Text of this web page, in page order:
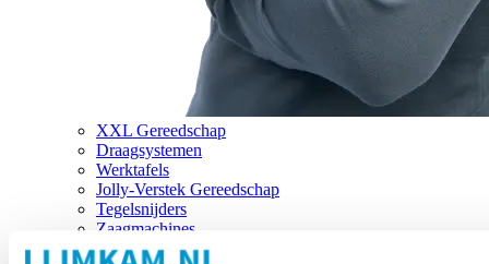
XXL Gereedschap
Draagsystemen
Werktafels
Jolly-Verstek Gereedschap
Tegelsnijders
Zaagmachines
Merken